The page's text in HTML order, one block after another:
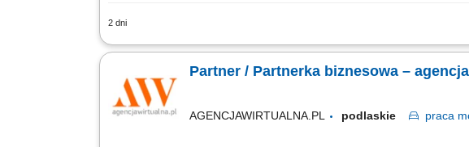
2 dni
Twój Zakres Działania: Prowadzenie własnej działalności
Partner / Partnerka biznesowa –
AGENCJAWIRTUALNA.PL podlaskie praca